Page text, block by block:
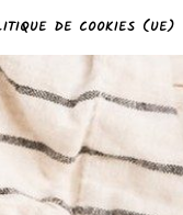
DE COOKIES (UE)